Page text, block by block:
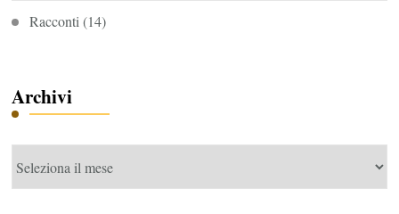
Racconti(14)
Archivi